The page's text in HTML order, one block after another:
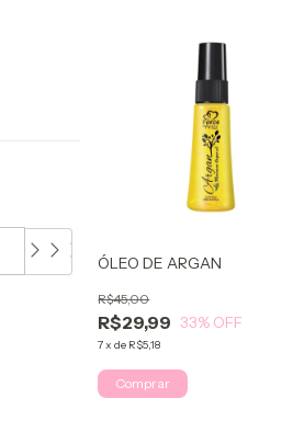
ÓLEO DE ARGAN
R$29,99
R$45,00
33% OFF
7xde R$5,18